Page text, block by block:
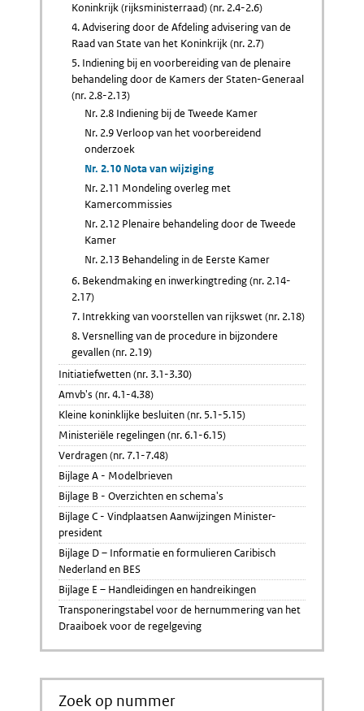
Koninkrijk (rijksministerraad) (nr. 2.4-2.6)
4. Advisering door de Afdeling advisering van de
Raad van State van het Koninkrijk (nr. 2.7)
5. Indiening bij en voorbereiding van de plenaire
behandeling door de Kamers der Staten-Generaal
(nr. 2.8-2.13)
Nr. 2.8 Indiening bij de Tweede Kamer
Nr. 2.9 Verloop van het voorbereidend
onderzoek
Nr. 2.10 Nota van wijziging
Nr. 2.11 Mondeling overleg met
Kamercommissies
Nr. 2.12 Plenaire behandeling door de Tweede
Kamer
Nr. 2.13 Behandeling in de Eerste Kamer
6. Bekendmaking en inwerkingtreding (nr. 2.14-
2.17)
7. Intrekking van voorstellen van rijkswet (nr. 2.18)
8. Versnelling van de procedure in bijzondere
gevallen (nr. 2.19)
Initiatiefwetten (nr. 3.1-3.30)
Amvb's (nr. 4.1-4.38)
Kleine koninklijke besluiten (nr. 5.1-5.15)
Ministeriële regelingen (nr. 6.1-6.15)
Verdragen (nr. 7.1-7.48)
Bijlage A - Modelbrieven
Bijlage B - Overzichten en schema's
Bijlage C - Vindplaatsen Aanwijzingen Minister-
president
Bijlage D – Informatie en formulieren Caribisch
Nederland en BES
Bijlage E – Handleidingen en handreikingen
Transponeringstabel voor de hernummering van het
Draaiboek voor de regelgeving
Zoek op nummer